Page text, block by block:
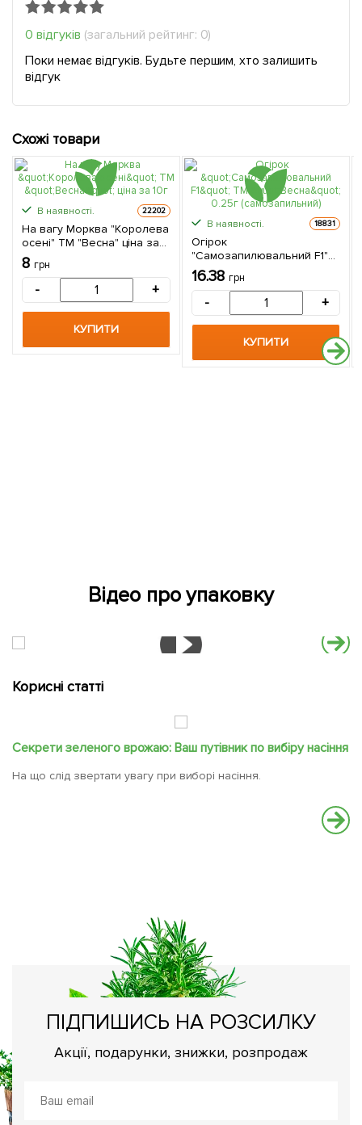
0 відгуків (загальний рейтинг: 0)
Поки немає відгуків. Будьте першим, хто залишить
відгук
Схожі товари
В наявності. 22202
На вагу Морква "Королева
осені" ТМ "Весна" ціна за
10г
8 грн
- +
КУПИТИ
В наявності. 18831
Огірок
"Самозапилювальний F1"
ТМ "Весна" 0.25г
(самозапильний)
16.38 грн
- +
КУПИТИ
Відео про упаковку
Корисні статті
Секрети зеленого врожаю: Ваш путівник по вибіру насіння
На що слід звертати увагу при виборі насіння.
ПІДПИШИСЬ НА РОЗСИЛКУ
Акції, подарунки, знижки, розпродаж